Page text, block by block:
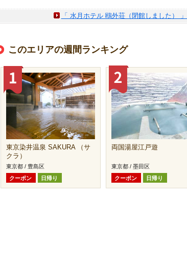
「 水月ホテル 鴎外荘（閉館しました）
このエリアの週間ランキング
東京染井温泉 SAKURA （サ
クラ）
東京都 / 豊島区
クーポン
日帰り
両国湯屋江戸遊
東京都 / 墨田区
クーポン
日帰り